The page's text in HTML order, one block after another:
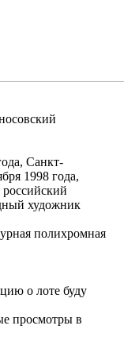
Санкт-
1998 года,
художник
полихромная
о лоте буду
просмотры в